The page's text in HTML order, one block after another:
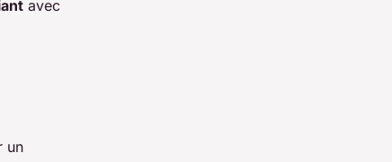
avec
un